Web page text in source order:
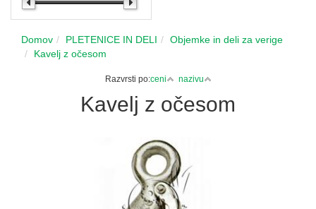
Domov PLETENICE IN DELI
Objemke in deli za verige
Kavelj z očesom
Razvrsti po:ceni nazivu
Kavelj z očesom